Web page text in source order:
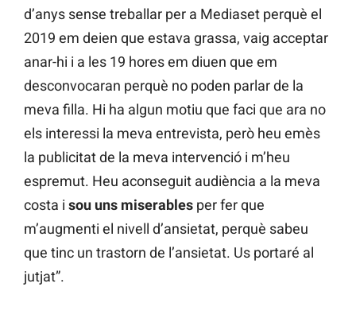
d’anys sense treballar per a Mediaset perquè el
2019 em deien que estava grassa, vaig acceptar
anar-hi i a les 19 hores em diuen que em
desconvocaran perquè no poden parlar de la
meva filla. Hi ha algun motiu que faci que ara no
els interessi la meva entrevista, però heu emès
la publicitat de la meva intervenció i m’heu
espremut. Heu aconseguit audiència a la meva
costa i sou uns miserables per fer que
m’augmenti el nivell d’ansietat, perquè sabeu
que tinc un trastorn de l’ansietat. Us portaré al
jutjat”.